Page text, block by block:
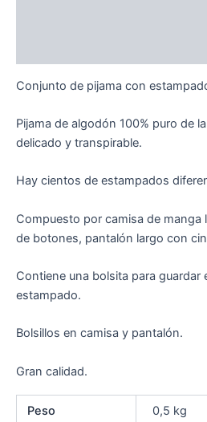
Conjunto de pijama con
Pijama de algodón 100% puro de
delicado y transpirable.
Hay cientos de estampados
Compuesto por camisa de manga
de botones, pantalón largo con
Contiene una bolsita para guardar
estampado.
Bolsillos en camisa y pantalón.
Gran calidad.
Peso 0,5 kg